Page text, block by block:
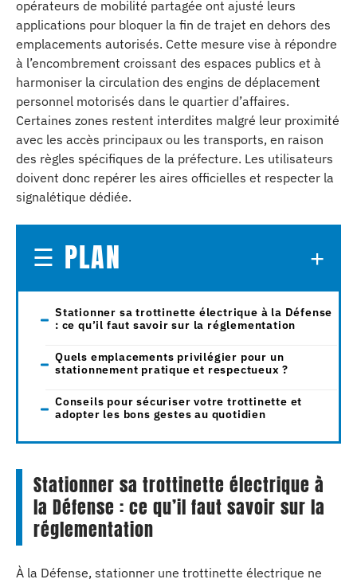
opérateurs de mobilité partagée ont ajusté leurs
applications pour bloquer la fin de trajet en dehors des
emplacements autorisés. Cette mesure vise à répondre
à l’encombrement croissant des espaces publics et à
harmoniser la circulation des engins de déplacement
personnel motorisés dans le quartier d’affaires.
Certaines zones restent interdites malgré leur proximité
avec les accès principaux ou les transports, en raison
des règles spécifiques de la préfecture. Les utilisateurs
doivent donc repérer les aires officielles et respecter la
signalétique dédiée.
PLAN
Stationner sa trottinette électrique à la Défense
: ce qu’il faut savoir sur la réglementation
Quels emplacements privilégier pour un
stationnement pratique et respectueux ?
Conseils pour sécuriser votre trottinette et
adopter les bons gestes au quotidien
Stationner sa trottinette électrique à
la Défense : ce qu’il faut savoir sur la
réglementation
À la Défense, stationner une trottinette électrique ne